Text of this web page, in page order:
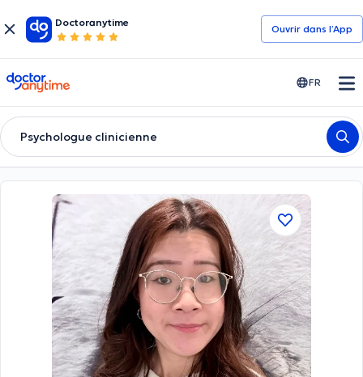
Doctoranytime
Ouvrir dans l’App
doctoranytime FR
Psychologue clinicienne